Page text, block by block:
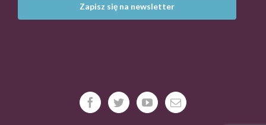
Zapisz się na newsletter